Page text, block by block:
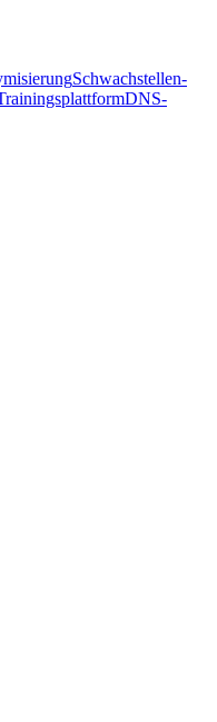
Schwachstellen-
DNS-